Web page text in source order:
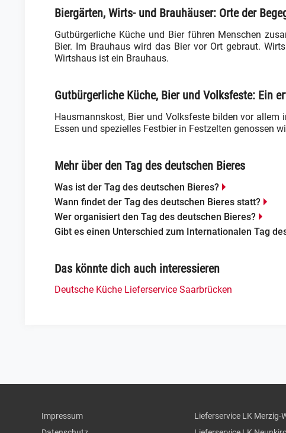
Biergärten, Wirts- und Brauhäuser: Orte der
Gutbürgerliche Küche und Bier führen Menschen
Bier. Im Brauhaus wird das Bier vor Ort gebraut.
Wirtshaus ist ein Brauhaus.
Gutbürgerliche Küche, Bier und Volksfeste: Ein
Hausmannskost, Bier und Volksfeste bilden vor allem
Essen und spezielles Festbier in Festzelten genossen
Mehr über den Tag des deutschen Bieres
Was ist der Tag des deutschen Bieres?
Wann findet der Tag des deutschen Bieres statt?
Wer organisiert den Tag des deutschen Bieres?
Gibt es einen Unterschied zum Internationalen Tag
Das könnte dich auch interessieren
Deutsche Küche Lieferservice Saarbrücken
Impressum
Lieferservice LK Merzig-